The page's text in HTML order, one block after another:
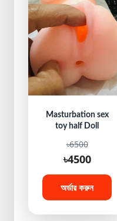
Masturbation sex
toy half Doll
৳6500
৳4500
অর্ডার করুন